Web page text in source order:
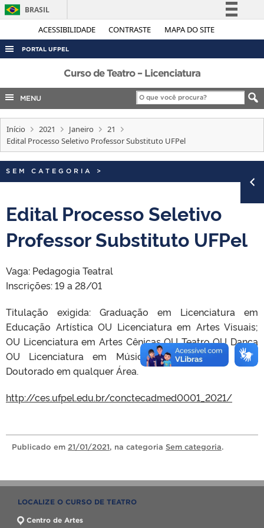
ACESSIBILIDADE CONTRASTE MAPA DO SITE
BRASIL
Simplifique!
Legislação
Canais
PORTAL UFPEL
ACESSO À INFORMAÇÃO
AUDITORIA
COBALTO
CONCURSOS
INTERNACIONAL
PORTARIAS
Curso de Teatro – Licenciatura
MENU
Início 2021 Janeiro
21
Edital Processo Seletivo Professor Substituto UFPel
SEM CATEGORIA >
Edital Processo Seletivo
Professor Substituto UFPel
Vaga: Pedagogia Teatral
Inscrições: 19 a 28/01
Titulação exigida: Graduação em Licenciatura em
Educação Artística OU Licenciatura em Artes Visuais;
OU Licenciatura em Artes Cênicas OU Teatro OU Dança
OU Licenciatura em Música OU Pedagogia COM
Doutorado em qualquer Área.
http://ces.ufpel.edu.br/conctecadmed0001_2021/
Publicado em 21/01/2021, na categoria Sem categoria.
LOCALIZE O CURSO DE TEATRO
Centro de Artes